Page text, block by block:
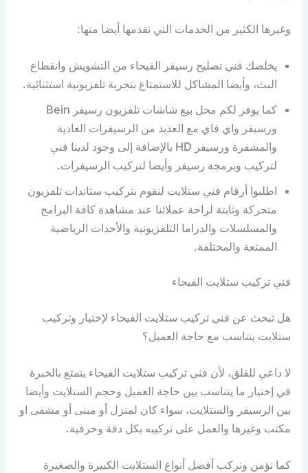
وغيرها الكثير من الخدمات التي نقدمها أيضا منها:
يخلصك فني تصليح رسيفر الفيحاء من التشويش وانقطاع
البث، وأيضا المشاكل للاستمتاع بتجربة تلفزيونية استثنائية.
كما يوفر لكم محل بيع شاشات تلفزيون رسيفر Bein
ورسيفر واي فاي مع العديد من الرسيفرات العادية
والمشفرة ورسيفر HD بالإضافة إلى وجود لدينا فني
لتركيب وبرمجة رسيفر وأيضا لتركيب الرسيفرات.
اطلبوا أرقام فني ستلايت لنقوم بتركيب ستاندات تلفزيون
متحركة وثابتة لراحة عملائنا عند مشاهدة كافة البرامج
والمسلسلات والدراما التلفزيونية والأحداث الرياضية
الممتعة والمختلفة.
فني تركيب ستلايت الفيحاء
هل تبحث عن فني تركيب ستلايت الفيحاء لإختيار وتركيب
ستلايت يتناسب مع حاجة العميل؟
لا داعي للقلق، لأن فني تركيب ستلايت الفيحاء يتمتع بالخبرة
في إختيار ما يتناسب بين حاجة العميل وحجم الستلايت وأيضا
بين الرسيفر والستلايت، سواء كان لمنزل أو مبنى أو مشفى او
مكتب وغيرها والعمل على تركيبه بكل دقة وحرفية.
كما نؤمن ونركب أفضل أنواع الستلايت الكبيرة والصغيرة